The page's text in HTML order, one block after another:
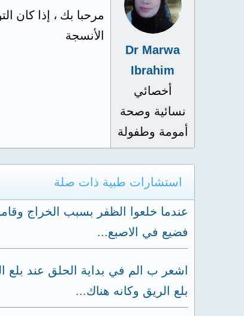
Dr Marwa
Ibrahim
أخصائي
نسائية وصحة
أمومة وطفولة
مرحبا بك ، إذا كان
الأنسجة
استشارات طبية ذات صلة
عندما خلعوا الظفر بسبب الخراج
فضيع في الاصبع...
اشعر ب الم في بداية الحلق عند
بلع الريق وكانه هناك...